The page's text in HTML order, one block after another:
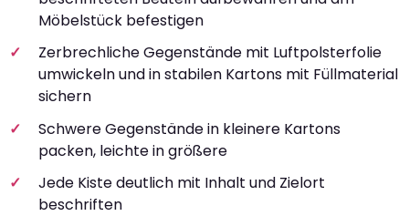
Möbelstück befestigen
Zerbrechliche Gegenstände mit Luftpolsterfolie
umwickeln und in stabilen Kartons mit Füllmaterial
sichern
Schwere Gegenstände in kleinere Kartons
packen, leichte in größere
Jede Kiste deutlich mit Inhalt und Zielort
beschriften